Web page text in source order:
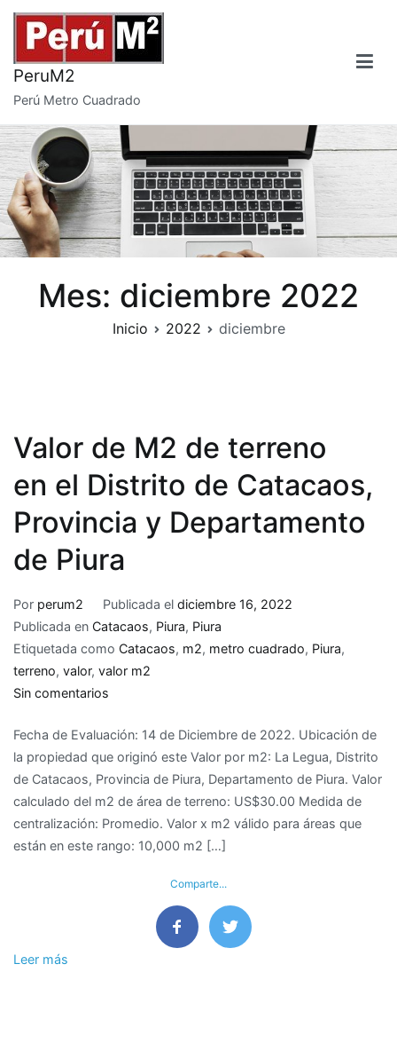
Saltar
contenido
PeruM2
Perú Metro Cuadrado
Mes: diciembre 2022
Inicio 2022 diciembre
Valor de M2 de terreno
en el Distrito de Catacaos,
Provincia y Departamento
de Piura
Por perum2 Publicada el diciembre 16, 2022
Publicada en Catacaos, Piura, Piura
Etiquetada como Catacaos, m2, metro cuadrado, Piura,
terreno, valor, valor m2
Sin comentarios
de
M2
de
terreno
en
el
Catacaos,
Provincia
Fecha de Evaluación: 14 de Diciembre de 2022. Ubicación de
la propiedad que originó este Valor por m2: La Legua, Distrito
de Catacaos, Provincia de Piura, Departamento de Piura. Valor
calculado del m2 de área de terreno: US$30.00 Medida de
centralización: Promedio. Valor x m2 válido para áreas que
están en este rango: 10,000 m2 […]
Comparte...
Leer más